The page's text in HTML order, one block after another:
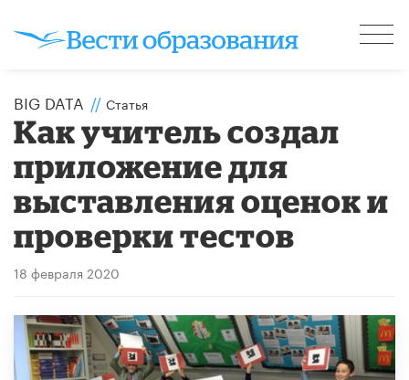
BIG DATA // Статья
Как учитель создал
приложение для
выставления оценок и
проверки тестов
18 февраля 2020